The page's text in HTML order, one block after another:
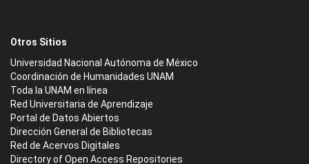
Otros Sitios
Universidad Nacional Autónoma de México
Coordinación de Humanidades UNAM
Toda la UNAM en línea
Red Universitaria de Aprendizaje
Portal de Datos Abiertos
Dirección General de Bibliotecas
Red de Acervos Digitales
Directory of Open Access Repositories